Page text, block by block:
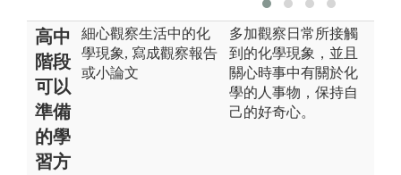
高中
階段
可以
準備
的學
習方
細心觀察生活中的化
學現象, 寫成觀察報告
或小論文
多加觀察日常所接觸
到的化學現象，並且
關心時事中有關於化
學的人事物，保持自
己的好奇心。